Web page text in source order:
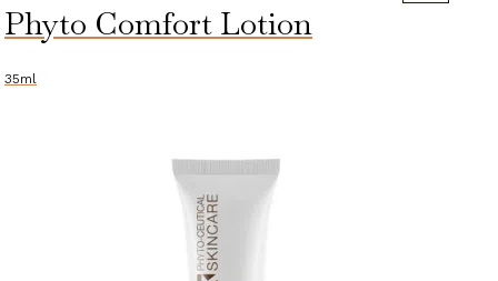
Booster
Gel
Phyto Comfort Lotion
35ml